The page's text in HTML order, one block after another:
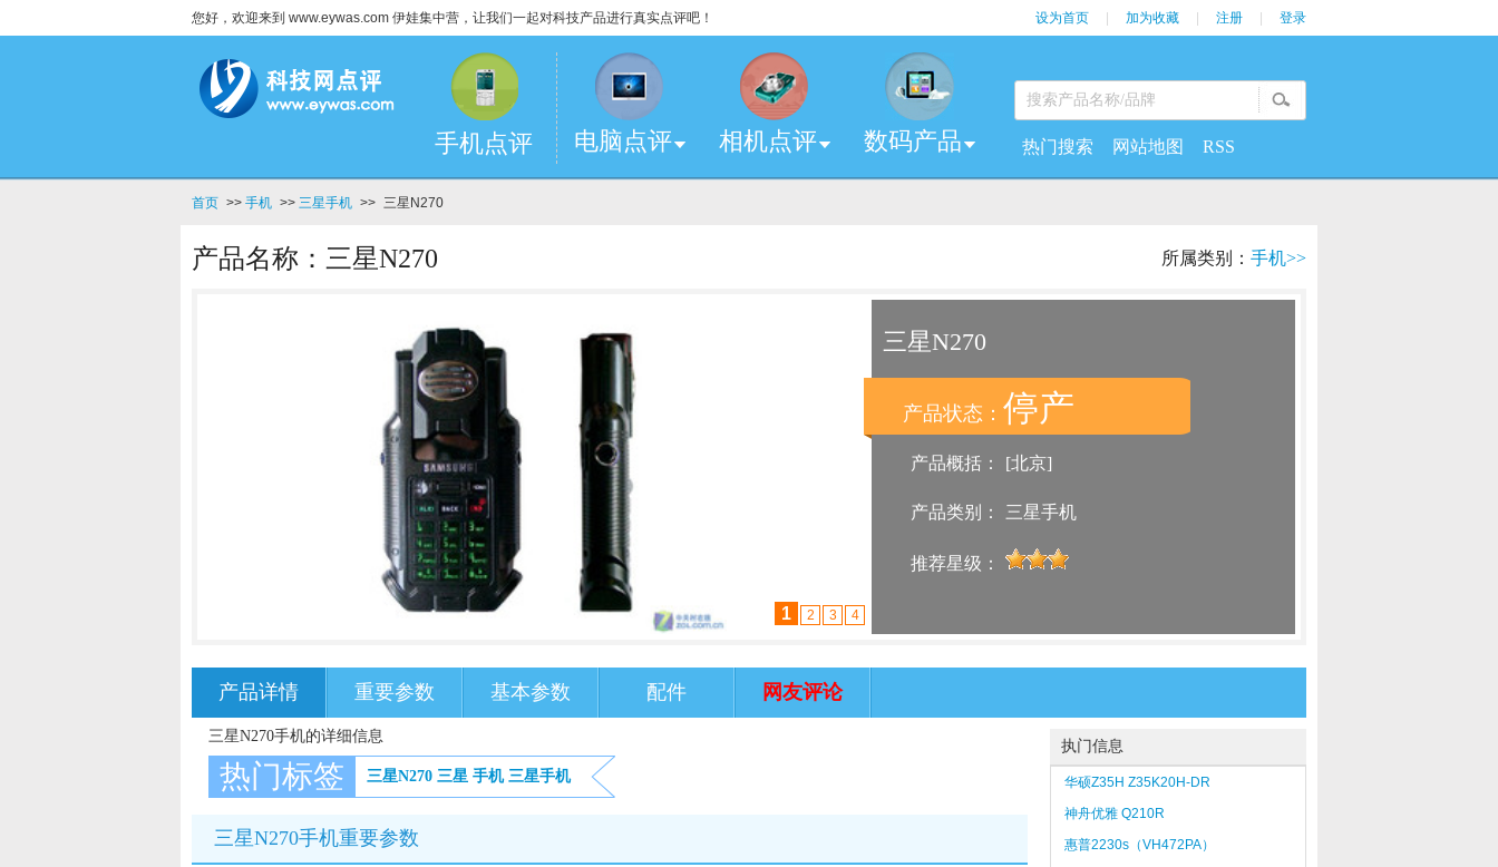
您好，欢迎来到 www.eywas.com 伊娃集中营，让我们一起对科技产品进行真实点评吧！ 设为首页 加为收藏 注册 登录
手机点评 电脑点评 相机点评 数码产品 热门搜索 网站地图 RSS
首页 >> 手机 >> 三星手机 >> 三星N270
产品名称：三星N270 所属类别： 手机>>
1 2 3 4
三星N270
产品状态： 停产
产品概括： [北京]
产品类别： 三星手机
推荐星级：
产品详情 重要参数 基本参数 配件 网友评论
三星N270手机的详细信息
热门标签 三星N270 三星 手机 三星手机
三星N270手机重要参数
执门信息
华硕Z35H Z35K20H-DR
神舟优雅 Q210R
惠普2230s（VH472PA）